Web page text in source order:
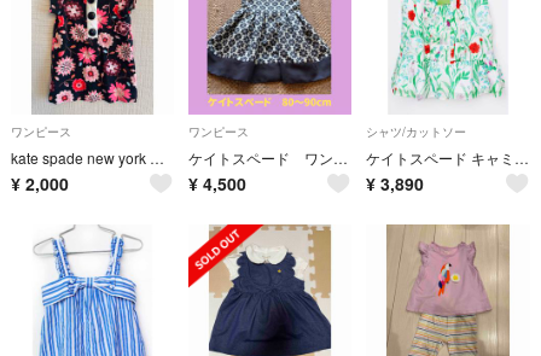
ワンピース
kate spade new york ケイトスペード花柄ワンピース 80cm
¥ 2,000
ワンピース
ケイトスペード ワンピース 80〜90cm
¥ 4,500
シャツ/カットソー
ケイトスペード キャミソールブラウス 110cm キッズ 女児 白×マルチカラー【新品 未使用品】【新入荷!】★
¥ 3,890